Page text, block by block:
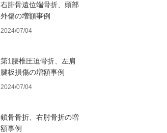
右腓骨遠位端骨折、頭部
外傷の増額事例
2024/07/04
第1腰椎圧迫骨折、左肩
腱板損傷の増額事例
2024/07/04
鎖骨骨折、右肘骨折の増
額事例